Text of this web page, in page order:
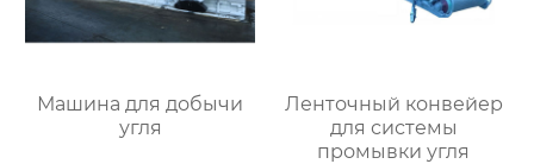
Машина для добычи
угля
Ленточный конвейер
для системы
промывки угля